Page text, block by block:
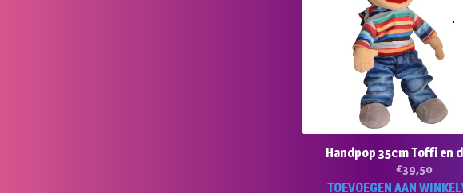
Handpop 35cm Toffi en
€39,50
TOEVOEGEN AAN